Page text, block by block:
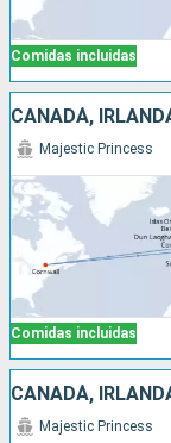
Comidas incluidas
CANADÁ,
Comidas incluidas
Majestic Princess
CANADÁ,
Majestic Princess